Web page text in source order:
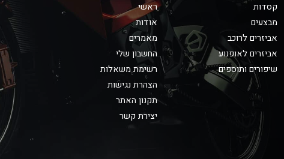
קסדות
מבצעים
אביזרים לרוכב
אביזרים לאופנוע
שיפורים ותוספים
ראשי
אודות
מאמרים
החשבון שלי
רשימת משאלות
הצהרת נגישות
תקנון האתר
יצירת קשר